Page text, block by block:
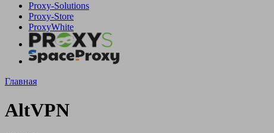
Proxy-Solutions
Proxy-Store
ProxyWhite
Главная
AltVPN